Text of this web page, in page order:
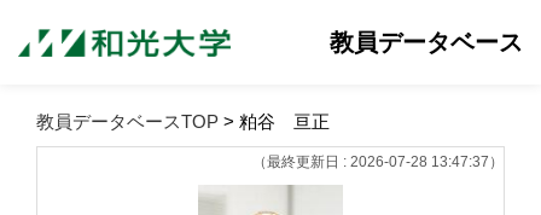
教員データベース
教員データベースTOP > 粕谷 亘正
（最終更新日 : 2026-07-28 13:47:37）